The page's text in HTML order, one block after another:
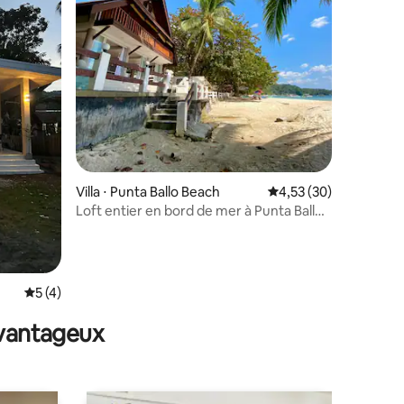
: 4,75 sur 5
Évaluation moyenne sur la base de 4 commentaires : 5 sur 5
5 (4)
Villa ⋅ Punta Ballo Beach Évaluation moyenne
4,53 (30)
Loft entier en bord de mer à Punta Ballo,